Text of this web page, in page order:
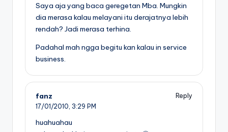
Saya aja yang baca geregetan Mba. Mungkin
dia merasa kalau melayani itu derajatnya lebih
rendah? Jadi merasa terhina.
Padahal mah ngga begitu kan kalau in service
business.
fanz
Reply
17/01/2010, 3:29 PM
huahuahau